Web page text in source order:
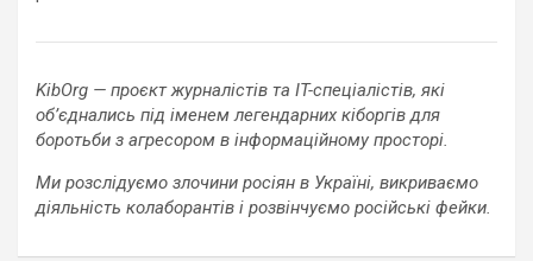
KibOrg — проєкт журналістів та IT-спеціалістів, які
об’єднались під іменем легендарних кіборгів для
боротьби з агресором в інформаційному просторі.
Ми розслідуємо злочини росіян в Україні, викриваємо
діяльність колаборантів і розвінчуємо російські фейки.